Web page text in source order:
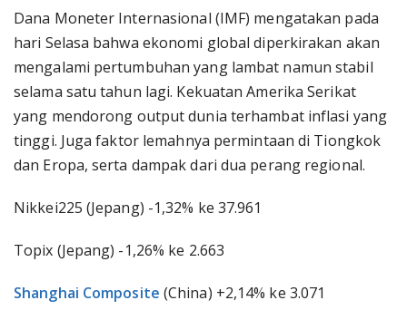
Dana Moneter Internasional (IMF) mengatakan pada
hari Selasa bahwa ekonomi global diperkirakan akan
mengalami pertumbuhan yang lambat namun stabil
selama satu tahun lagi. Kekuatan Amerika Serikat
yang mendorong output dunia terhambat inflasi yang
tinggi. Juga faktor lemahnya permintaan di Tiongkok
dan Eropa, serta dampak dari dua perang regional.
Nikkei225 (Jepang) -1,32% ke 37.961
Topix (Jepang) -1,26% ke 2.663
Shanghai Composite (China) +2,14% ke 3.071